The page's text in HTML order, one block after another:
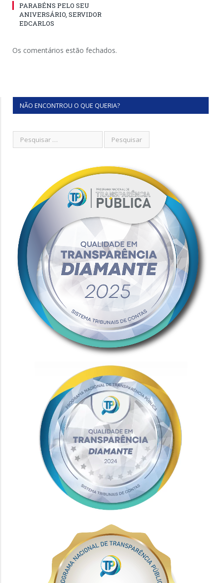
PARABÉNS PELO SEU
ANIVERSÁRIO, SERVIDOR
EDCARLOS
Os comentários estão fechados.
NÃO ENCONTROU O QUE QUERIA?